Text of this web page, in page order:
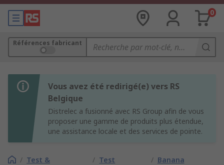
0
Références fabricant
Vous avez été redirigé(e) vers RS
Belgique
Distrelec a fusionné avec RS Group afin de vous
proposer une gamme de produits plus étendue,
une assistance locale et des services de pointe.
/ Test &
/ Test
/ Banana